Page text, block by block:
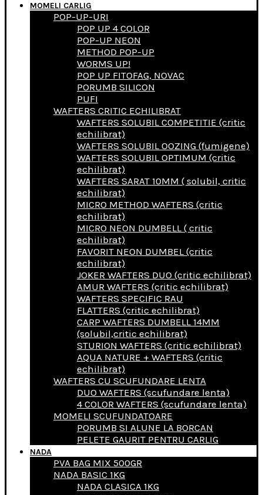
MOMELI CARLIG
POP-UP-URI
POP UP 4 COLOR
POP-UP NEON
METHOD POP-UP
WORMS UP!
POP UP FITOFAG, NOVAC
PORUMB SILICON
PUFI
WAFTERS CRITIC ECHILIBRAT
WAFTERS SOLUBIL COMPETITIE (critic
echilibrat)
WAFTERS SOLUBIL OOZING (fumigene)
WAFTERS SOLUBIL OPTIMUM (critic
echilibrat)
WAFTERS SARAT 10MM ( solubil, critic
echilibrat)
MICRO METHOD WAFTERS (critic
echilibrat)
MICRO NEON DUMBELL ( critic
echilibrat)
FAVORIT NEON DUMBEL (critic
echilibrat)
JOKER WAFTERS DUO (critic echilibrat)
AMUR WAFTERS (critic echilibrat)
WAFTERS SPECIFIC RAU
FLATTERS (critic echilibrat)
CARP WAFTERS DUMBELL 14MM
(solubil,critic echilibrat)
STURION WAFTERS (critic echilibrat)
AQUA NATURE + WAFTERS (critic
echilibrat)
WAFTERS CU SCUFUNDARE LENTA
DUO WAFTERS (scufundare lenta)
4 COLOR WAFTERS (scufundare lenta)
MOMELI SCUFUNDATOARE
PORUMB SI ALUNE LA BORCAN
PELETE GAURIT PENTRU CARLIG
NADA
PVA BAG MIX 500GR
NADA BASIC 1KG
NADA CLASICA 1KG